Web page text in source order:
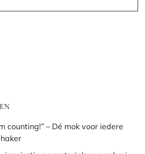
counting!” – Dé mok voor iedere